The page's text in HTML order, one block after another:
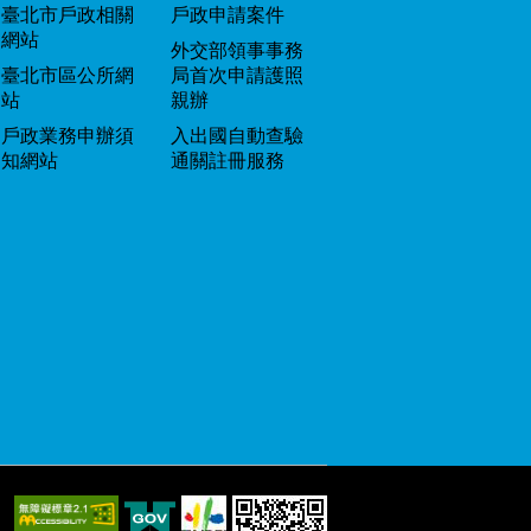
臺北市戶政相關
網站
臺北市區公所網
站
戶政業務申辦須
知網站
戶政申請案件
外交部領事事務
局首次申請護照
親辦
入出國自動查驗
通關註冊服務